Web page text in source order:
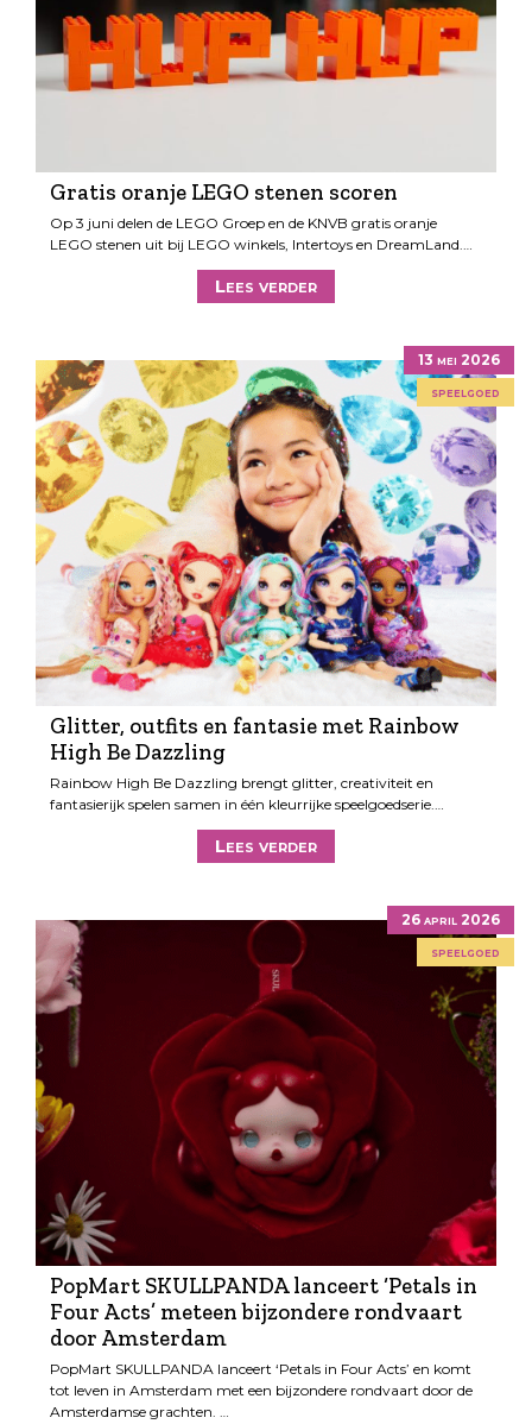
Gratis oranje LEGO stenen scoren
Op 3 juni delen de LEGO Groep en de KNVB gratis oranje
LEGO stenen uit bij LEGO winkels, Intertoys en DreamLand.…
Lees verder
13 mei 2026
speelgoed
Glitter, outfits en fantasie met Rainbow
High Be Dazzling
Rainbow High Be Dazzling brengt glitter, creativiteit en
fantasierijk spelen samen in één kleurrijke speelgoedserie.…
Lees verder
26 april 2026
speelgoed
PopMart SKULLPANDA lanceert ‘Petals in
Four Acts’ meteen bijzondere rondvaart
door Amsterdam
PopMart SKULLPANDA lanceert ‘Petals in Four Acts’ en komt
tot leven in Amsterdam met een bijzondere rondvaart door de
Amsterdamse grachten. …